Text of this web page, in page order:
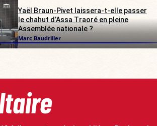
Yaël Braun-Pivet laissera-t-elle passer
le chahut d’Assa Traoré en pleine
Assemblée nationale ?
Marc Baudriller